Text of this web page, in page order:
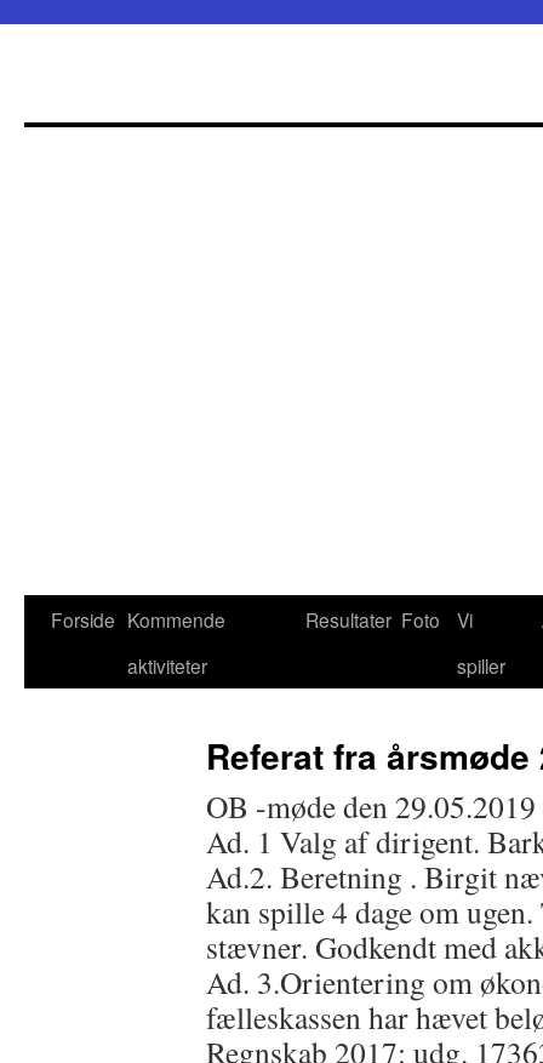
Hop
Forside Kommende
aktiviteter
Resultater Foto
Vi
spiller
Referat fra årsmøde
OB -møde den 29.05.2019
Ad. 1 Valg af dirigent.
Ad.2. Beretning . Birgit
kan spille 4 dage om
stævner. Godkendt med
Ad. 3.Orientering om
fælleskassen har hævet
Regnskab 2017: udg.